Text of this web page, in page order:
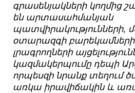
գրասենյակների կողմից
են արտասահմանյան
պատվիրակությունների,
օտարազգի բարեկամների
լրագրողների
կազմակերպումը դեպի
որպեսզի նրանք տեղում
առկա իրավիճակին և